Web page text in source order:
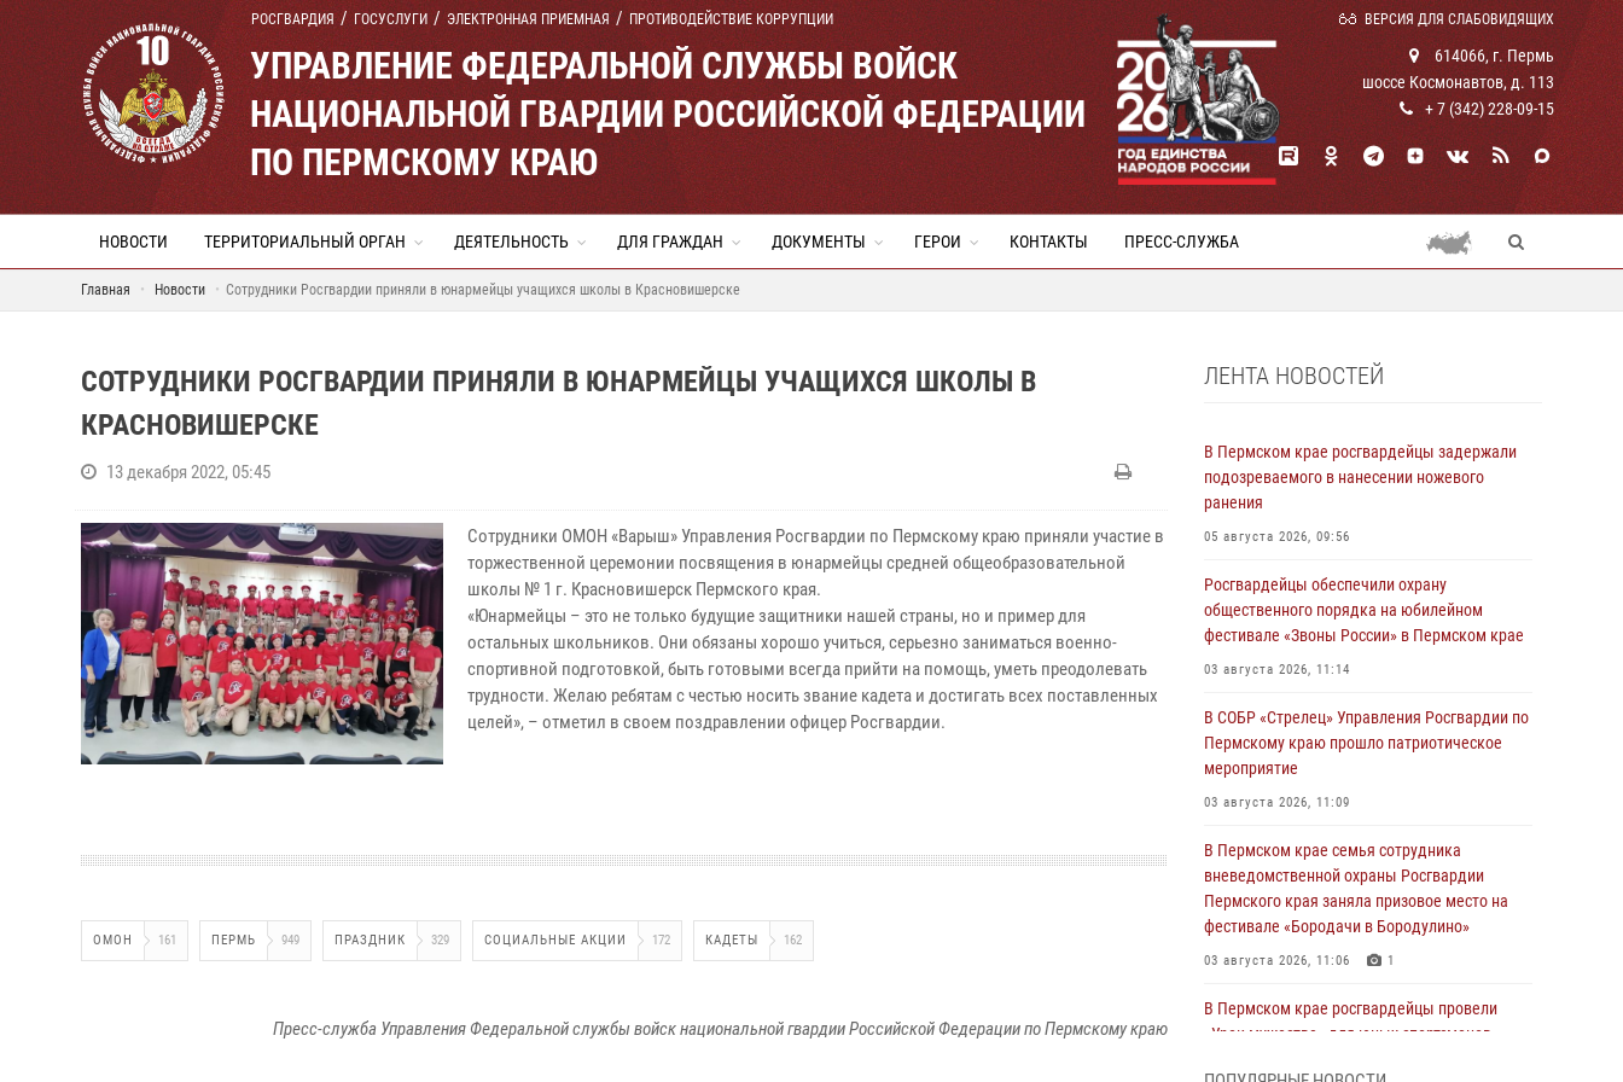
РОСГВАРДИЯ ГОСУСЛУГИ ЭЛЕКТРОННАЯ ПРИЕМНАЯ ПРОТИВОДЕЙСТВИЕ КОРРУПЦИИ ВЕРСИЯ ДЛЯ СЛАБОВИДЯЩИХ
УПРАВЛЕНИЕ ФЕДЕРАЛЬНОЙ СЛУЖБЫ ВОЙСК
НАЦИОНАЛЬНОЙ ГВАРДИИ РОССИЙСКОЙ ФЕДЕРАЦИИ
ПО ПЕРМСКОМУ КРАЮ
614066, г. Пермь
шоссе Космонавтов, д. 113
+ 7 (342) 228-09-15
НОВОСТИ ТЕРРИТОРИАЛЬНЫЙ ОРГАН ДЕЯТЕЛЬНОСТЬ ДЛЯ ГРАЖДАН ДОКУМЕНТЫ ГЕРОИ КОНТАКТЫ ПРЕСС-СЛУЖБА
Главная Новости Сотрудники Росгвардии приняли в юнармейцы учащихся школы в Красновишерске
СОТРУДНИКИ РОСГВАРДИИ ПРИНЯЛИ В ЮНАРМЕЙЦЫ УЧАЩИХСЯ ШКОЛЫ В
КРАСНОВИШЕРСКЕ
13 декабря 2022, 05:45
Сотрудники ОМОН «Варыш» Управления Росгвардии по Пермскому краю приняли участие в
торжественной церемонии посвящения в юнармейцы средней общеобразовательной
школы № 1 г. Красновишерск Пермского края.
«Юнармейцы – это не только будущие защитники нашей страны, но и пример для
остальных школьников. Они обязаны хорошо учиться, серьезно заниматься военно-
спортивной подготовкой, быть готовыми всегда прийти на помощь, уметь преодолевать
трудности. Желаю ребятам с честью носить звание кадета и достигать всех поставленных
целей», – отметил в своем поздравлении офицер Росгвардии.
ОМОН 161 ПЕРМЬ 949 ПРАЗДНИК 329 СОЦИАЛЬНЫЕ АКЦИИ 172 КАДЕТЫ 162
Пресс-служба Управления Федеральной службы войск национальной гвардии Российской Федерации по Пермскому краю
ЛЕНТА НОВОСТЕЙ
В Пермском крае росгвардейцы задержали
подозреваемого в нанесении ножевого
ранения
05 августа 2026, 09:56
Росгвардейцы обеспечили охрану
общественного порядка на юбилейном
фестивале «Звоны России» в Пермском крае
03 августа 2026, 11:14
В СОБР «Стрелец» Управления Росгвардии по
Пермскому краю прошло патриотическое
мероприятие
03 августа 2026, 11:09
В Пермском крае семья сотрудника
вневедомственной охраны Росгвардии
Пермского края заняла призовое место на
фестивале «Бородачи в Бородулино»
03 августа 2026, 11:06 1
В Пермском крае росгвардейцы провели
«Урок мужества» для юных спортсменов